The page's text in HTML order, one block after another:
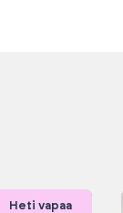
Heti vapaa